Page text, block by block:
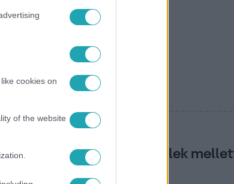
cookies on
of the website
egyenlőtlen feltételek